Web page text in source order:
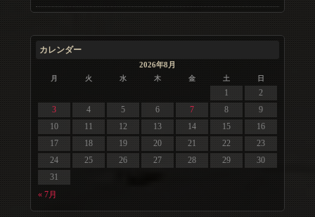
カレンダー
2026年8月
月 火 水 木 金 土 日
« 7月
1
2
3
4 5 6 7 8
9
10
11 12 13 14 15
16
17
18 19 20 21 22
23
24
25 26 27 28 29
30
31